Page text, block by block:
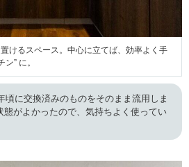
けるスペース。中心に立てば、効率よく手
” に。
頃に交換済みのものをそのまま流用しま
態がよかったので、気持ちよく使ってい